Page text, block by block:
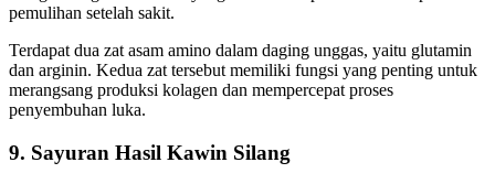
pemulihan setelah sakit.
Terdapat dua zat asam amino dalam daging unggas, yaitu glutamin
dan arginin. Kedua zat tersebut memiliki fungsi yang penting untuk
merangsang produksi kolagen dan mempercepat proses
penyembuhan luka.
9. Sayuran Hasil Kawin Silang